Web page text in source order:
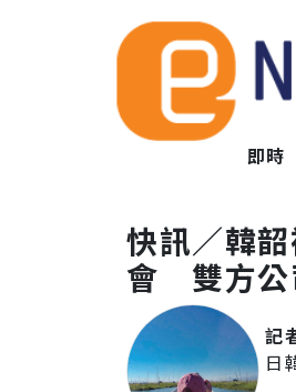
即時
快訊／韓
會 雙方公
記
日